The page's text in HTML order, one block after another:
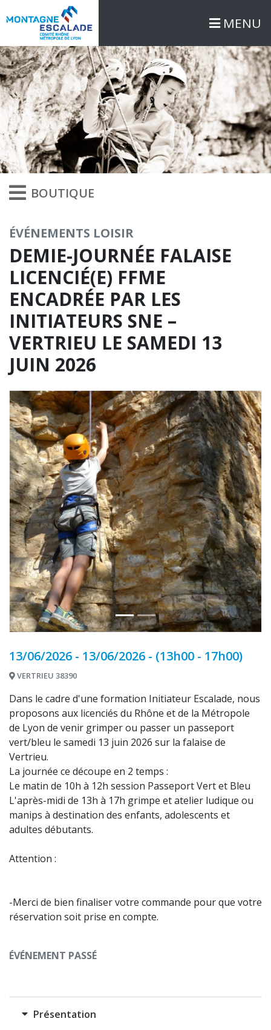
MENU
BOUTIQUE
ÉVÉNEMENTS LOISIR
DEMIE-JOURNÉE FALAISE
LICENCIÉ(E) FFME
ENCADRÉE PAR LES
INITIATEURS SNE –
VERTRIEU LE SAMEDI 13
JUIN 2026
13/06/2026 - 13/06/2026 - (13h00 - 17h00)
VERTRIEU 38390
Dans le cadre d'une formation Initiateur Escalade, nous
proposons aux licenciés du Rhône et de la Métropole
de Lyon de venir grimper ou passer un passeport
vert/bleu le samedi 13 juin 2026 sur la falaise de
Vertrieu.
La journée ce découpe en 2 temps :
Le matin de 10h à 12h session Passeport Vert et Bleu
L'après-midi de 13h à 17h grimpe et atelier ludique ou
manips à destination des enfants, adolescents et
adultes débutants.
Attention :
-Merci de bien finaliser votre commande pour que votre
réservation soit prise en compte.
ÉVÉNEMENT PASSÉ
Présentation